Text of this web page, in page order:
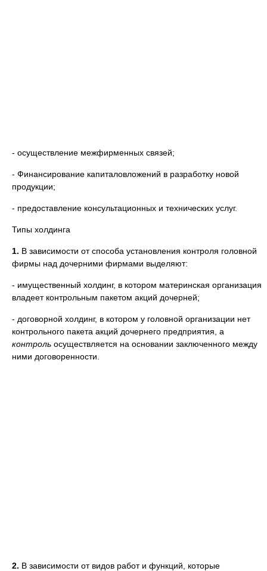
- осуществление межфирменных связей;
- Финансирование капиталовложений в разработку новой
продукции;
- предоставление консультационных и технических услуг.
Типы холдинга
1. В зависимости от способа установления контроля головной
фирмы над дочерними фирмами выделяют:
- имущественный холдинг, в котором материнская организация
владеет контрольным пакетом акций дочерней;
- договорной холдинг, в котором у головной организации нет
контрольного пакета акций дочернего предприятия, а
контроль осуществляется на основании заключенного между
ними договоренности.
2. В зависимости от видов работ и функций, которые